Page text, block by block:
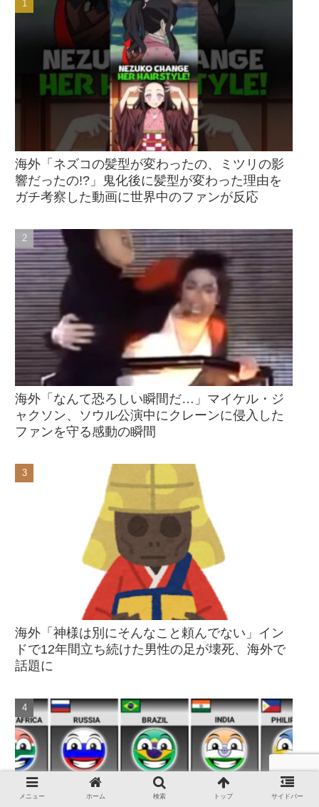
海外「ネズコの髪型が変わったの、ミツリの影
響だったの!?」鬼化後に髪型が変わった理由を
ガチ考察した動画に世界中のファンが反応
海外「なんて恐ろしい瞬間だ…」マイケル・ジ
ャクソン、ソウル公演中にクレーンに侵入した
ファンを守る感動の瞬間
海外「神様は別にそんなこと頼んでない」イン
ドで12年間立ち続けた男性の足が壊死、海外で
話題に
メニュー ホーム 検索 トップ サイドバー